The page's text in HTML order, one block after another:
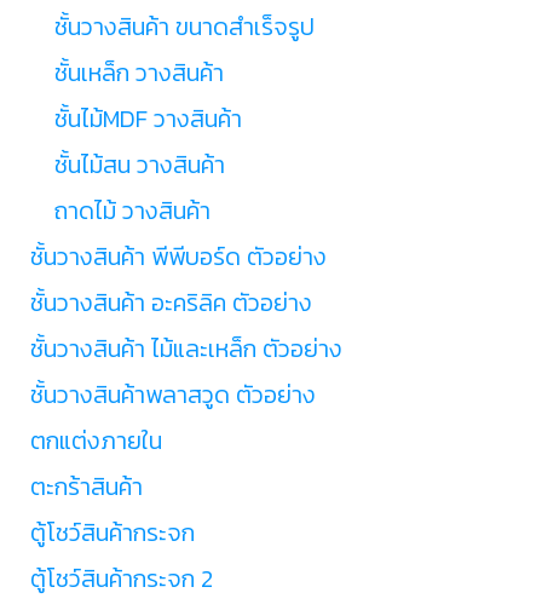
ชั้นวางสินค้า ขนาดสำเร็จรูป
ชั้นเหล็ก วางสินค้า
ชั้นไม้MDF วางสินค้า
ชั้นไม้สน วางสินค้า
ถาดไม้ วางสินค้า
ชั้นวางสินค้า พีพีบอร์ด ตัวอย่าง
ชั้นวางสินค้า อะคริลิค ตัวอย่าง
ชั้นวางสินค้า ไม้และเหล็ก ตัวอย่าง
ชั้นวางสินค้าพลาสวูด ตัวอย่าง
ตกแต่งภายใน
ตะกร้าสินค้า
ตู้โชว์สินค้ากระจก
ตู้โชว์สินค้ากระจก 2